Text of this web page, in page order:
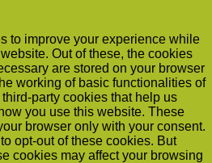
to improve your experience while
Out of these, the cookies
are stored on your browser
working of basic functionalities of
party cookies that help us
you use this website. These
browser only with your consent.
opt-out of these cookies. But
cookies may affect your browsing